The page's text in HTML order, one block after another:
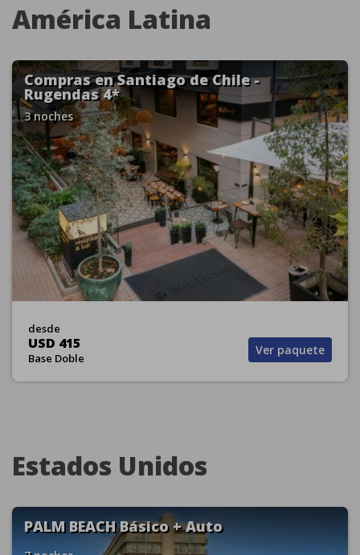
América Latina
Compras en Santiago de Chile -
Rugendas 4*
3 noches
desde
USD 415
Base Doble
Ver paquete
Estados Unidos
PALM BEACH Básico + Auto